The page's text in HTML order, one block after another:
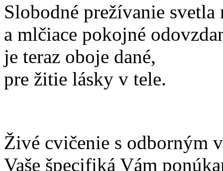
Slobodné prežívanie
a mlčiace pokojné
je teraz oboje dané,
pre žitie lásky v tele.
Živé cvičenie s odborným
Vaše špecifiká Vám